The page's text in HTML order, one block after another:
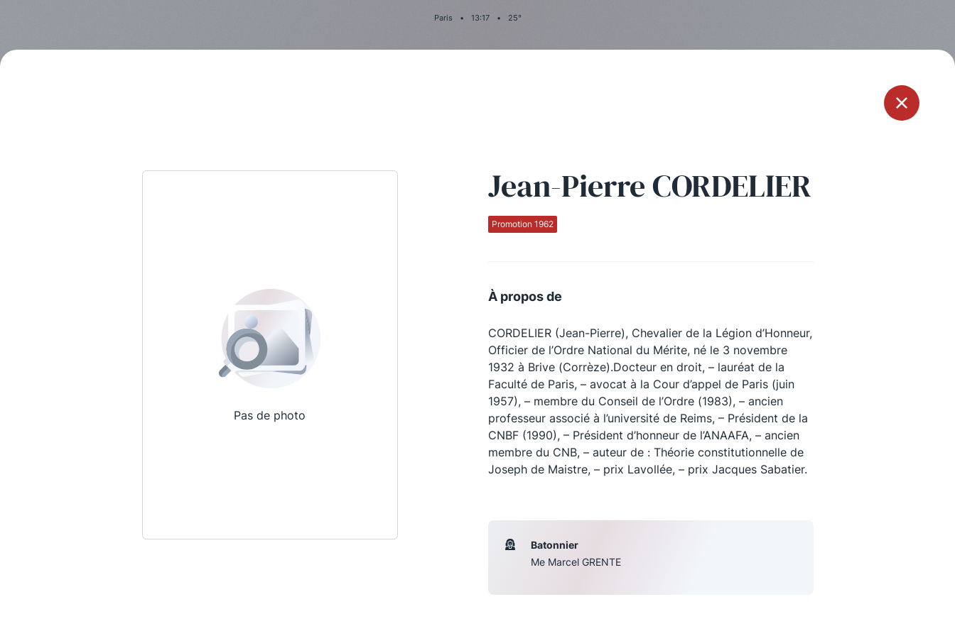
Paris • 13:17 • 25°
Pas de photo
Jean-Pierre CORDELIER
Promotion 1962
À propos de
CORDELIER (Jean-Pierre), Chevalier de la Légion d’Honneur,
Officier de l’Ordre National du Mérite, né le 3 novembre
1932 à Brive (Corrèze).Docteur en droit, – lauréat de la
Faculté de Paris, – avocat à la Cour d’appel de Paris (juin
1957), – membre du Conseil de l’Ordre (1983), – ancien
professeur associé à l’université de Reims, – Président de la
CNBF (1990), – Président d’honneur de l’ANAAFA, – ancien
membre du CNB, – auteur de : Théorie constitutionnelle de
Joseph de Maistre, – prix Lavollée, – prix Jacques Sabatier.
Batonnier
Me Marcel GRENTE
Suivez-nous